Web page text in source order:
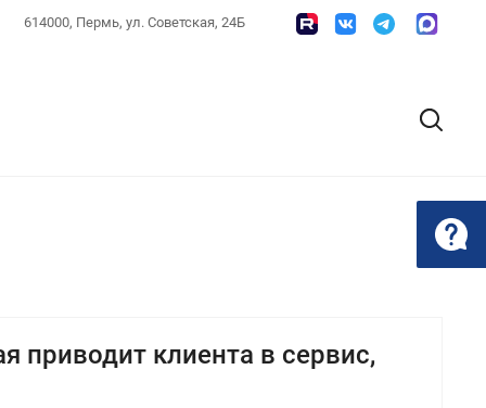
614000, Пермь, ул. Советская, 24Б
приводит клиента в сервис,